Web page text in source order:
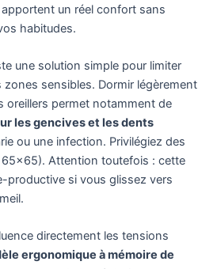
un réel confort sans
habitudes.
une solution simple pour limiter
zones sensibles. Dormir légèrement
oreillers permet notamment de
les gencives et les dents
ou une infection. Privilégiez des
Attention toutefois : cette
productive si vous glissez vers
directement les tensions
ergonomique à mémoire de